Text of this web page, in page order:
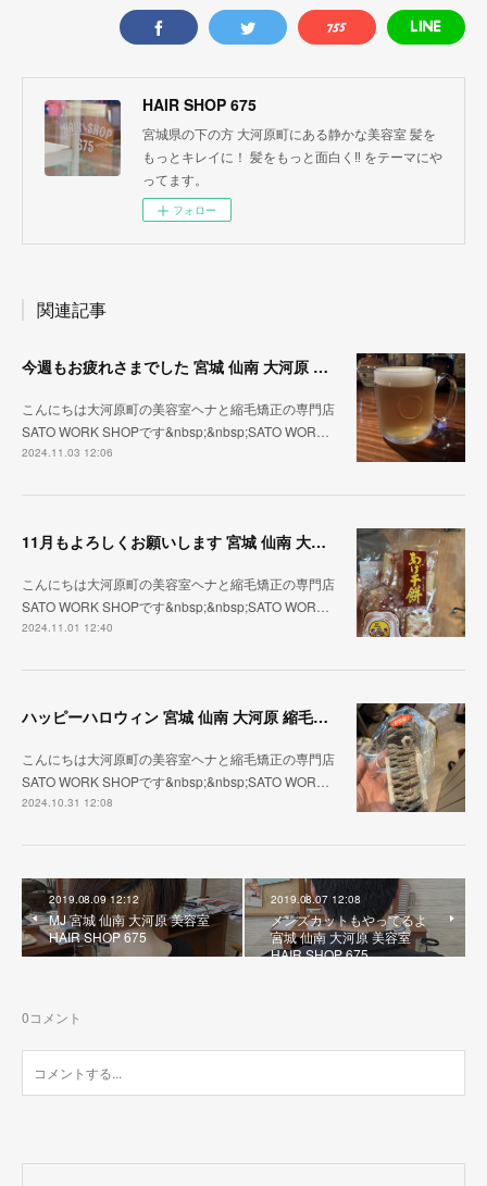
HAIR SHOP 675
宮城県の下の方 大河原町にある静かな美容室 髪を
もっとキレイに！ 髪をもっと面白く‼︎ をテーマにや
ってます。
フォロー
関連記事
今週もお疲れさまでした 宮城 仙南 大河原 縮毛矯正 髪質改善 ヘナ 美容室 SATO WORK SHOP
こんにちは大河原町の美容室ヘナと縮毛矯正の専門店
SATO WORK SHOPです&nbsp;&nbsp;SATO WOR…
2024.11.03 12:06
11月もよろしくお願いします 宮城 仙南 大河原 縮毛矯正 髪質改善 ヘナ 美容室 SATO WORK SHOP
こんにちは大河原町の美容室ヘナと縮毛矯正の専門店
SATO WORK SHOPです&nbsp;&nbsp;SATO WOR…
2024.11.01 12:40
ハッピーハロウィン 宮城 仙南 大河原 縮毛矯正 髪質改善 ヘナ 美容室 SATO WORK SHOP
こんにちは大河原町の美容室ヘナと縮毛矯正の専門店
SATO WORK SHOPです&nbsp;&nbsp;SATO WOR…
2024.10.31 12:08
2019.08.09 12:12
MJ 宮城 仙南 大河原 美容室
HAIR SHOP 675
2019.08.07 12:08
メンズカットもやってるよ
宮城 仙南 大河原 美容室
HAIR SHOP 675
0コメント